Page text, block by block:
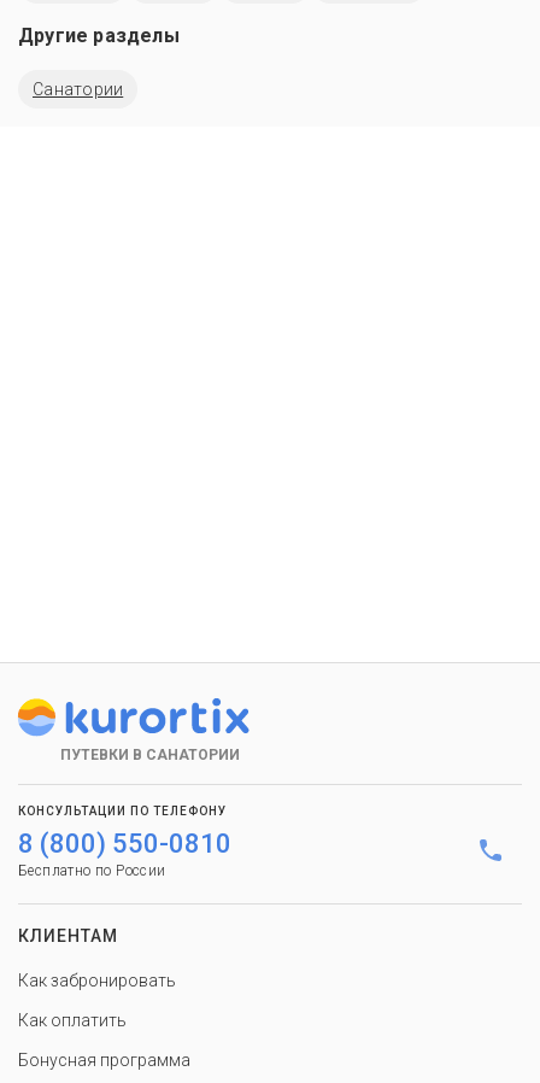
Другие разделы
Санатории
ПУТЕВКИ В САНАТОРИИ
КОНСУЛЬТАЦИИ ПО ТЕЛЕФОНУ
8 (800) 550-0810
Бесплатно по России
КЛИЕНТАМ
Как забронировать
Как оплатить
Бонусная программа